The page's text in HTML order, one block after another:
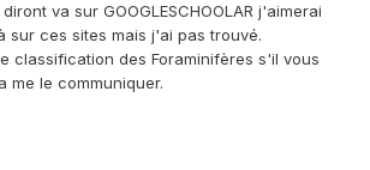
va sur GOOGLESCHOOLAR j'aimerai
sur ces sites mais j'ai pas trouvé.
classification des Foraminifères s'il vous
me le communiquer.